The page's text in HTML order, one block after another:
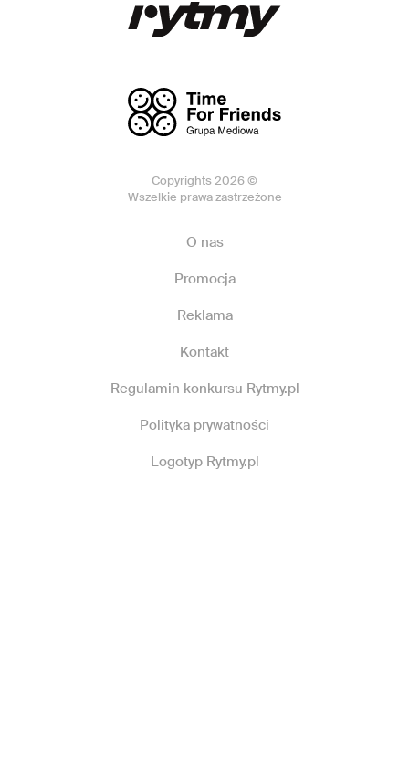
Copyrights 2026 ©
Wszelkie prawa zastrzeżone
O nas
Promocja
Reklama
Kontakt
Regulamin konkursu Rytmy.pl
Polityka prywatności
Logotyp Rytmy.pl